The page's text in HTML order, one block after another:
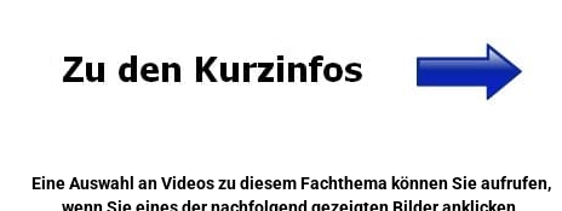
Eine Auswahl an Videos zu diesem Fachthema können Sie aufrufen,